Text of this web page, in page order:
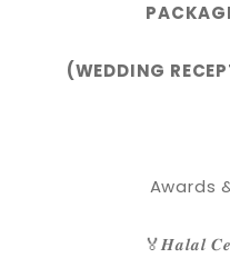
(WEDDING
Awards
🏅𝑯𝒂𝒍𝒂𝒍